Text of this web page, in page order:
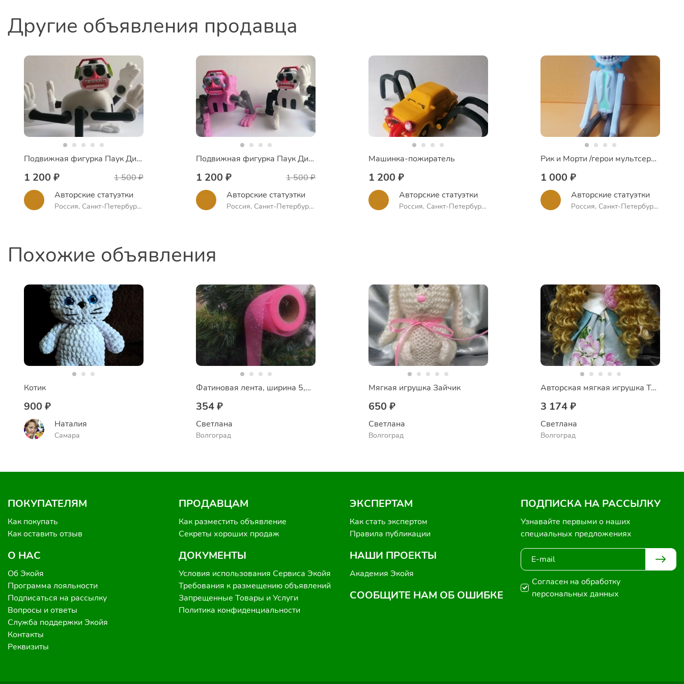
Другие объявления продавца
Подвижная фигурка Паук Диджей аниматроник FNAF 9
1 200 ₽
1 500 ₽
Авторские статуэтки
Россия, Санкт-Петербург,
Подвижная фигурка Паук Диджей аниматроник FNAF 9
1 200 ₽
1 500 ₽
Авторские статуэтки
Россия, Санкт-Петербург,
Машинка-пожиратель
1 200 ₽
Авторские статуэтки
Россия, Санкт-Петербург,
Рик и Морти /герои мультсериала
1 000 ₽
Авторские статуэтки
Россия, Санкт-Петербург,
Похожие объявления
Котик
900 ₽
Наталия
Самара
Фатиновая лента, ширина 5,5 см
354 ₽
Светлана
Волгоград
Мягкая игрушка Зайчик
650 ₽
Светлана
Волгоград
Авторская мягкая игрушка Тильда
3 174 ₽
Светлана
Волгоград
ПОКУПАТЕЛЯМ
Как покупать
Как оставить отзыв
О НАС
Об Экойя
Программа лояльности
Подписаться на рассылку
Вопросы и ответы
Служба поддержки Экойя
Контакты
Реквизиты
ПРОДАВЦАМ
Как разместить объявление
Секреты хороших продаж
ДОКУМЕНТЫ
Условия использования Сервиса Экойя
Требования к размещению объявлений
Запрещенные Товары и Услуги
Политика конфиденциальности
ЭКСПЕРТАМ
Как стать экспертом
Правила публикации
НАШИ ПРОЕКТЫ
Академия Экойя
СООБЩИТЕ НАМ ОБ ОШИБКЕ
ПОДПИСКА НА РАССЫЛКУ
Узнавайте первыми о наших
специальных предложениях
Согласен на обработку
персональных данных